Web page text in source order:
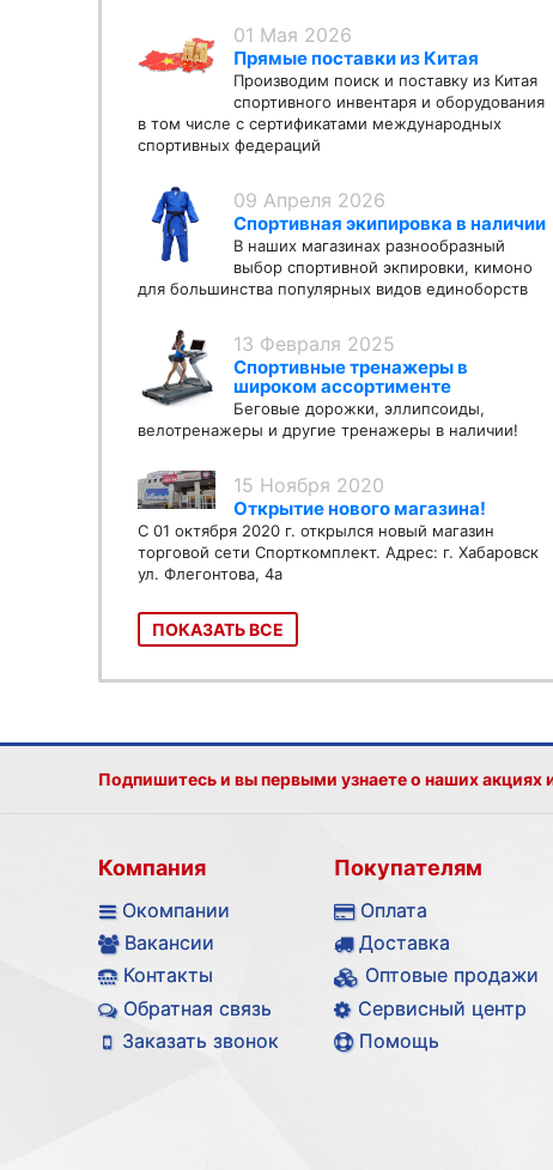
01 Мая 2026
Прямые поставки из Китая
Производим поиск и поставку из Китая
спортивного инвентаря и оборудования
в том числе с сертификатами международных
спортивных федераций
09 Апреля 2026
Спортивная экипировка в наличии
В наших магазинах разнообразный
выбор спортивной экпировки, кимоно
для большинства популярных видов единоборств
13 Февраля 2025
Спортивные тренажеры в
широком ассортименте
Беговые дорожки, эллипсоиды,
велотренажеры и другие тренажеры в наличии!
15 Ноября 2020
Открытие нового магазина!
С 01 октября 2020 г. открылся новый магазин
торговой сети Спорткомплект. Адрес: г. Хабаровск
ул. Флегонтова, 4а
ПОКАЗАТЬ ВСЕ
Подпишитесь и вы первыми узнаете о наших акциях
Компания
Окомпании
Вакансии
Контакты
Обратная связь
Заказать звонок
Покупателям
Оплата
Доставка
Оптовые продажи
Сервисный центр
Помощь